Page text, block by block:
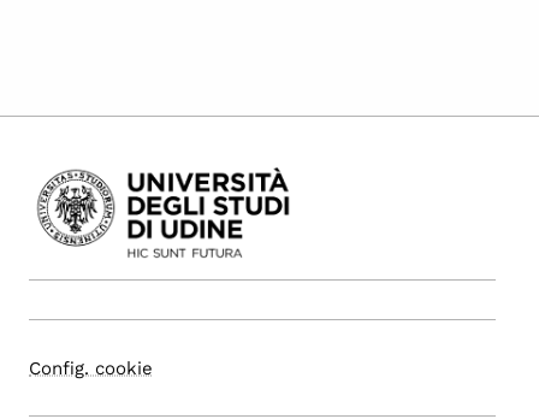
Config. cookie